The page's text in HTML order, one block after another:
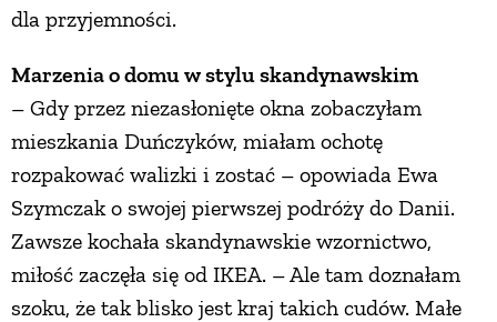
dla przyjemności.
Marzenia o domu w stylu skandynawskim
– Gdy przez niezasłonięte okna zobaczyłam
mieszkania Duńczyków, miałam ochotę
rozpakować walizki i zostać – opowiada Ewa
Szymczak o swojej pierwszej podróży do Danii.
Zawsze kochała skandynawskie wzornictwo,
miłość zaczęła się od IKEA. – Ale tam doznałam
szoku, że tak blisko jest kraj takich cudów. Małe
RĘKODZIEŁO
RZEMIOSŁO
ZWYCZAJE
ZRÓB TO SAM